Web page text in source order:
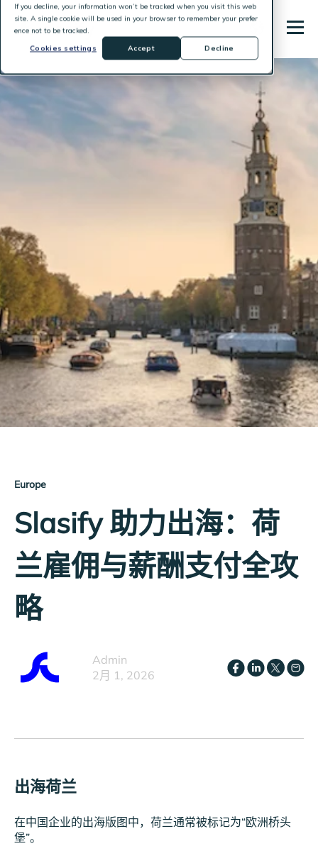
If you decline, your information won’t be tracked when you visit this web
site. A single cookie will be used in your browser to remember your prefer
ence not to be tracked.
Cookies settings
Accept Decline
Europe
Slasify 助力出海：荷
兰雇佣与薪酬支付全攻
略
Admin
2月 1, 2026
出海荷兰
在中国企业的出海版图中，荷兰通常被标记为“欧洲桥头
堡”。